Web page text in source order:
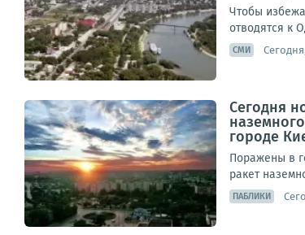
Чтобы
отводятся к
СМИ
Сегодня
городе
Поражены в
ракет
ПАБЛИКИ